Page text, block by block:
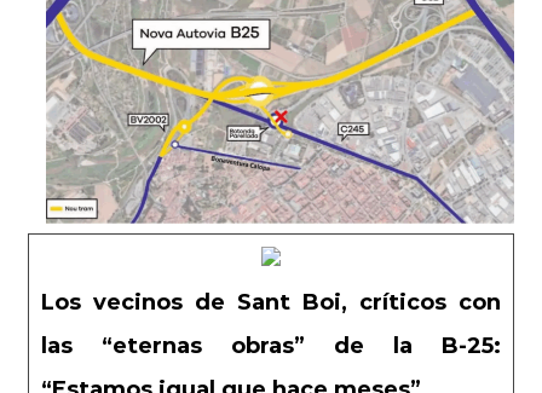
Los vecinos de Sant Boi, críticos con
las “eternas obras” de la B-25: